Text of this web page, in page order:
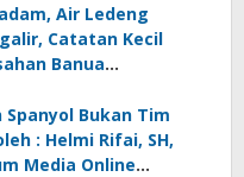
Air Ledeng
Catatan Kecil
Banua
Oleh : Helmi
Bukan Tim
: Helmi Rifai, SH,
Media Online